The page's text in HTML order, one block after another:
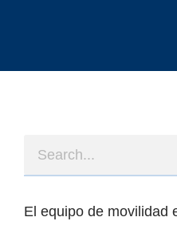
El equipo de movilidad